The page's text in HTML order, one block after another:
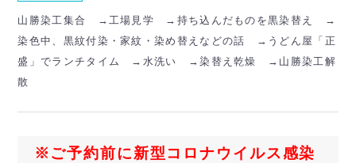
山勝染工集合 →工場見学 →持ち込んだものを黒染替え →
染色中、黒紋付染・家紋・染め替えなどの話 →うどん屋「正
盛」でランチタイム →水洗い →染替え乾燥 →山勝染工解
散
※ご予約前に新型コロナウイルス感染